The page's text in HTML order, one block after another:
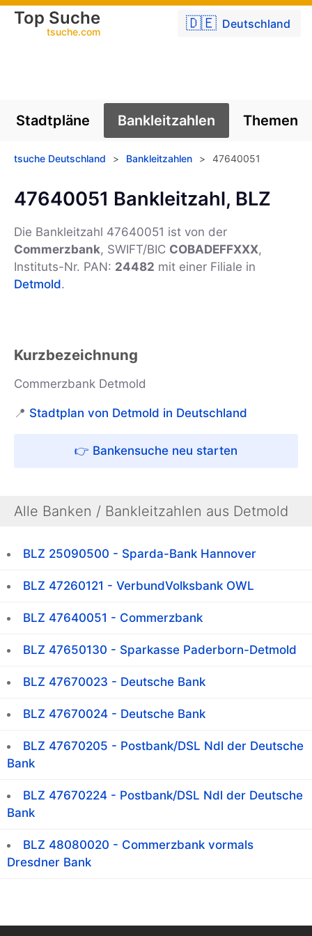
🇩🇪 Deutschland
Top Suche
tsuche.com
Stadtpläne Bankleitzahlen Themen
tsuche Deutschland > Bankleitzahlen > 47640051
47640051 Bankleitzahl, BLZ
Die Bankleitzahl 47640051 ist von der
Commerzbank, SWIFT/BIC COBADEFFXXX,
Instituts-Nr. PAN: 24482 mit einer Filiale in
Detmold.
Kurzbezeichnung
Commerzbank Detmold
📍 Stadtplan von Detmold in Deutschland
👉 Bankensuche neu starten
Alle Banken / Bankleitzahlen aus Detmold
BLZ 25090500 - Sparda-Bank Hannover
BLZ 47260121 - VerbundVolksbank OWL
BLZ 47640051 - Commerzbank
BLZ 47650130 - Sparkasse Paderborn-Detmold
BLZ 47670023 - Deutsche Bank
BLZ 47670024 - Deutsche Bank
BLZ 47670205 - Postbank/DSL Ndl der Deutsche
Bank
BLZ 47670224 - Postbank/DSL Ndl der Deutsche
Bank
BLZ 48080020 - Commerzbank vormals
Dresdner Bank